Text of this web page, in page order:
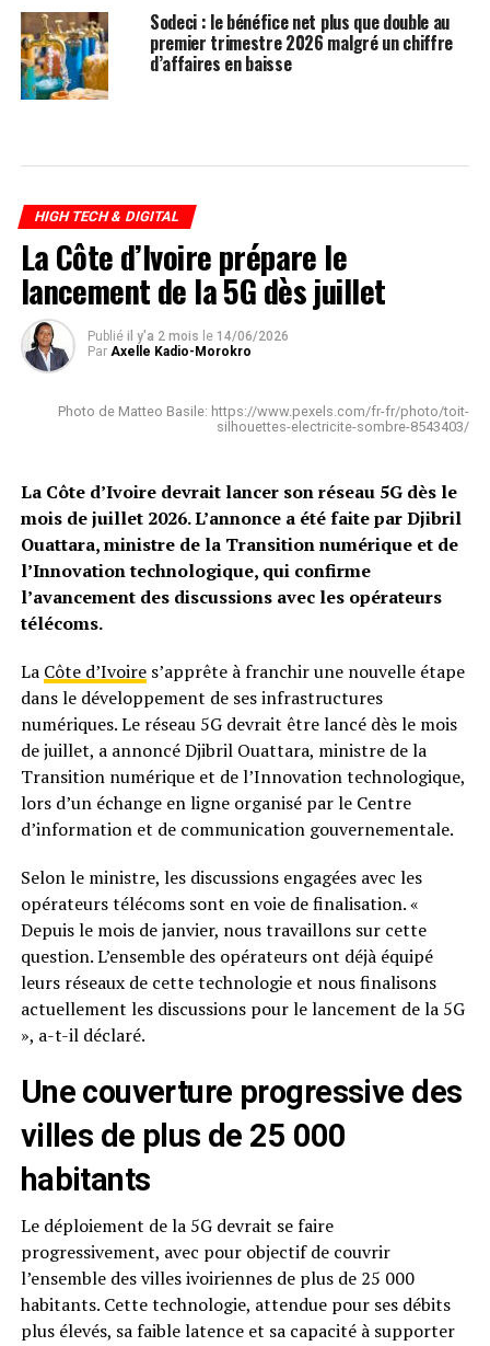
Sodeci : le bénéfice net plus que double au
premier trimestre 2026 malgré un chiffre
d’affaires en baisse
HIGH TECH & DIGITAL
La Côte d’Ivoire prépare le
lancement de la 5G dès juillet
Publié il y'a 2 mois le 14/06/2026
Par Axelle Kadio-Morokro
Photo de Matteo Basile: https://www.pexels.com/fr-fr/photo/toit-
silhouettes-electricite-sombre-8543403/
La Côte d’Ivoire devrait lancer son réseau 5G dès le
mois de juillet 2026. L’annonce a été faite par Djibril
Ouattara, ministre de la Transition numérique et de
l’Innovation technologique, qui confirme
l’avancement des discussions avec les opérateurs
télécoms.
La Côte d’Ivoires’apprête à franchir une nouvelle étape
dans le développement de ses infrastructures
numériques. Le réseau 5G devrait être lancé dès le mois
de juillet, a annoncé Djibril Ouattara, ministre de la
Transition numérique et de l’Innovation technologique,
lors d’un échange en ligne organisé par le Centre
d’information et de communication gouvernementale.
Selon le ministre, les discussions engagées avec les
opérateurs télécoms sont en voie de finalisation. «
Depuis le mois de janvier, nous travaillons sur cette
question. L’ensemble des opérateurs ont déjà équipé
leurs réseaux de cette technologie et nous finalisons
actuellement les discussions pour le lancement de la 5G
», a-t-il déclaré.
Une couverture progressive des
villes de plus de 25 000
habitants
Le déploiement de la 5G devrait se faire
progressivement, avec pour objectif de couvrir
l’ensemble des villes ivoiriennes de plus de 25 000
habitants. Cette technologie, attendue pour ses débits
plus élevés, sa faible latence et sa capacité à supporter